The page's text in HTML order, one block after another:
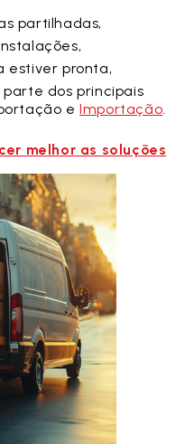
partilhadas,
estiver pronta,
dos principais
eImportação.
melhor as soluções